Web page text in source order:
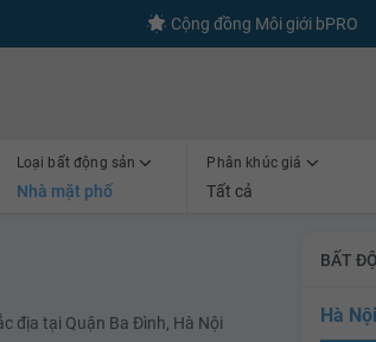
Cộng đồng Môi giới bPRO
Loại bất động sản
Nhà mặt phố
Phân khúc giá
Tất cả
địa tại Quận Ba Đình, Hà Nội
BẤT
Hà Nội